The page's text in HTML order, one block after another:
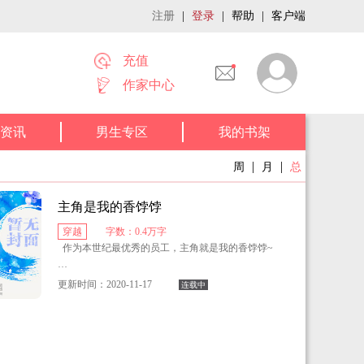
注册 登录 帮助 客户端
充值
作家中心
讯 男生专区 我的书架
周 | 月 | 总
主角是我的香饽饽
穿越
字数：0.4万字
作为本世纪最优秀的员工，主角就是我的香饽饽~
主角被骂，我来抗
更新时间：2020-11-17 连载中